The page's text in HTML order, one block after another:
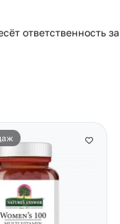
ответственность